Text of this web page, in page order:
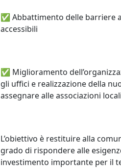
✅ Abbattimento delle barriere
accessibili
✅ Miglioramento
gli uffici e realizzazione della
assegnare alle associazioni
L’obiettivo è restituire alla
grado di rispondere alle
investimento importante per il